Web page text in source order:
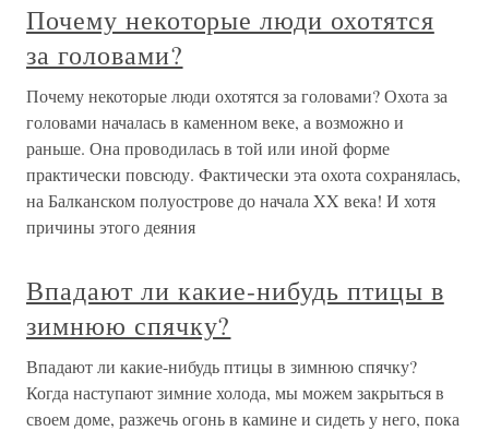
Почему некоторые люди охотятся
за головами?
Почему некоторые люди охотятся за головами? Охота за
головами началась в каменном веке, а возможно и
раньше. Она проводилась в той или иной форме
практически повсюду. Фактически эта охота сохранялась,
на Балканском полуострове до начала XX века! И хотя
причины этого деяния
Впадают ли какие-нибудь птицы в
зимнюю спячку?
Впадают ли какие-нибудь птицы в зимнюю спячку?
Когда наступают зимние холода, мы можем закрыться в
своем доме, разжечь огонь в камине и сидеть у него, пока